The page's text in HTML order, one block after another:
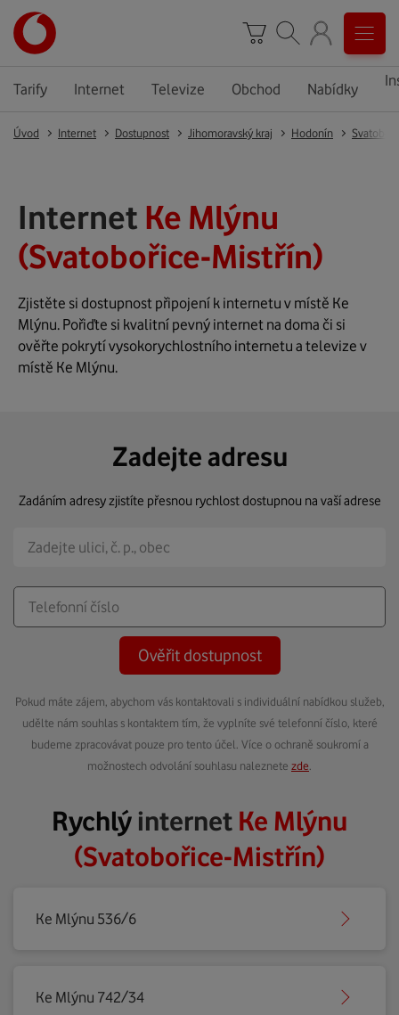
Tarify Internet Televize Obchod Nabídky
Úvod Internet Dostupnost Jihomoravský kraj Hodonín
Internet Ke Mlýnu
(Svatobořice-Mistřín)
Zjistěte si dostupnost připojení k internetu v místě Ke
Mlýnu. Pořiďte si kvalitní pevný internet na doma či si
ověřte pokrytí vysokorychlostního internetu a televize v
místě Ke Mlýnu.
Zadejte adresu
Zadáním adresy zjistíte přesnou rychlost dostupnou na vaší adrese
Ověřit dostupnost
Pokud máte zájem, abychom vás kontaktovali s individuální nabídkou služeb,
udělte nám souhlas s kontaktem tím, že vyplníte své telefonní číslo, které
budeme zpracovávat pouze pro tento účel. Více o ochraně soukromí a
možnostech odvolání souhlasu naleznete zde
Rychlýinternet Ke Mlýnu
(Svatobořice-Mistřín)
Ke Mlýnu 536/6
Ke Mlýnu 742/34